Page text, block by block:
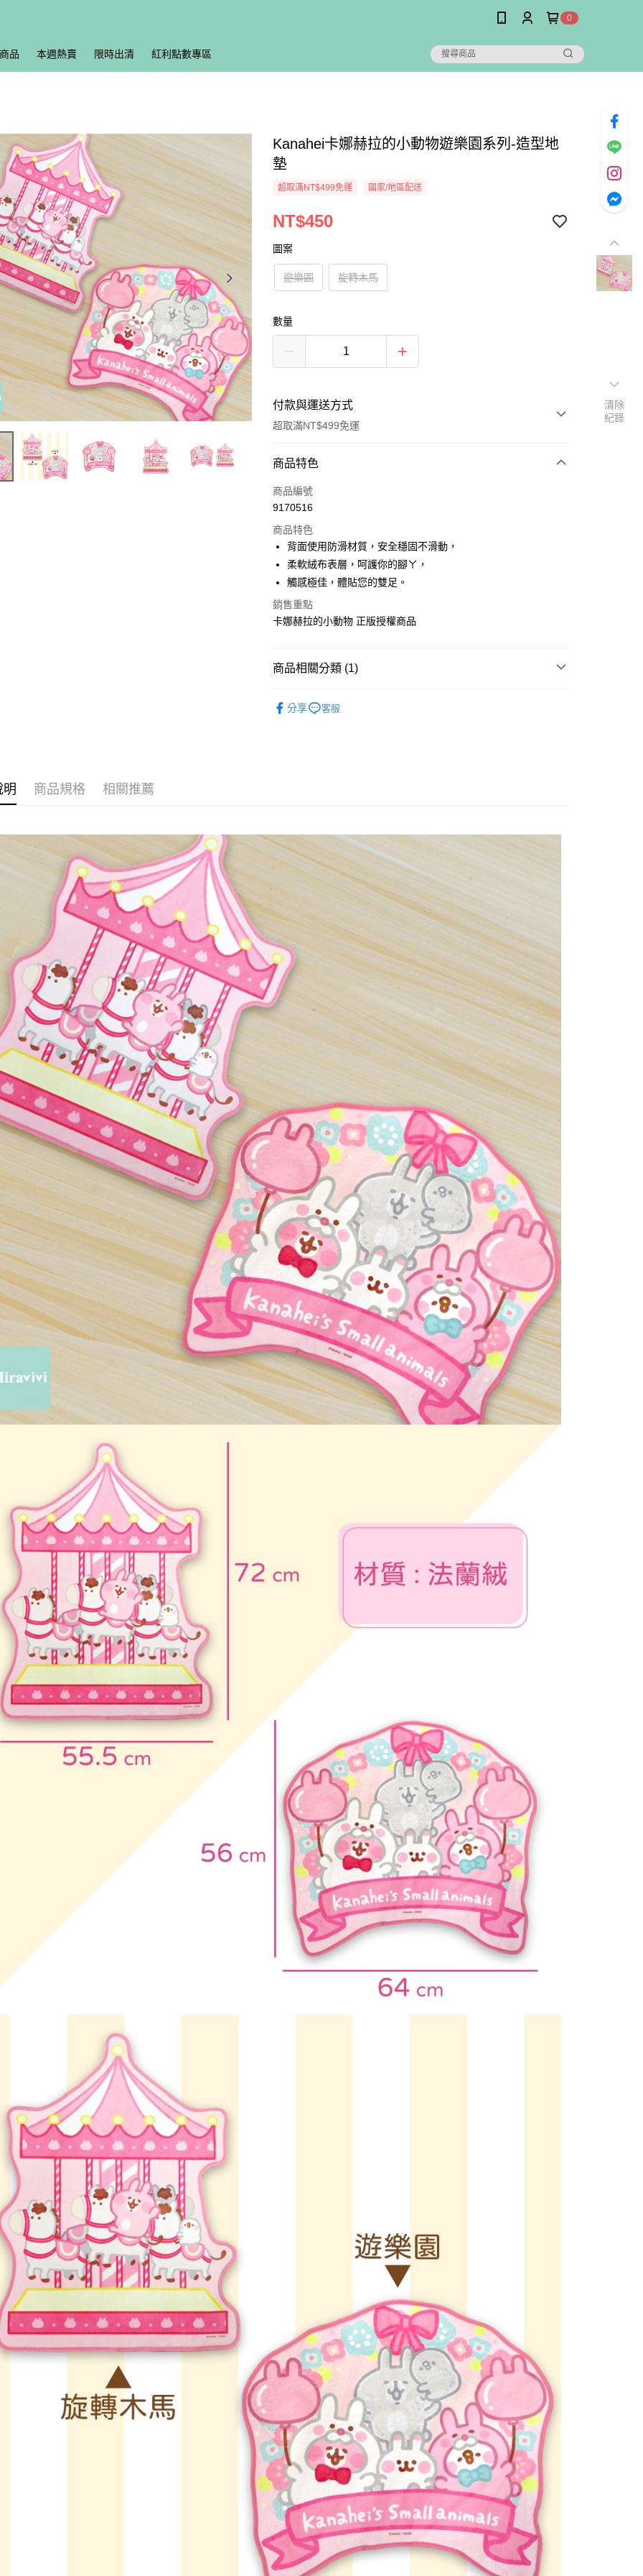
0
品 本週熱賣 限時出清 紅利點數專區
Kanahei卡娜赫拉的小動物遊樂園系列-造型地
墊
超取滿NT$499免運 國家/地區配送
NT$450
圖案
遊樂園 旋轉木馬
數量
付款與運送方式
超取滿NT$499免運
付款方式
信用卡一次付款
LINE Pay
Apple Pay
悠遊付
相關說明
便利好安心！
／ATM／網路銀行／等多元方式進行付款，方視為交易完成。
※ 請注意：結帳手續完成當下不需立刻繳費，但若您需要取消訂單，請聯
絡購買商品的店家。未經商家同意取消之訂單仍視為有效，需透過AFTEE
先享後付繳納相關費用。
※ 交易是否成功請以「AFTEE先享後付 」之結帳頁面顯示為準，若有關於
是否繳費成功／繳費後需取消欲退款等相關疑問，請聯繫「AFTEE先享後
付客戶支援中心」
https://netprotections.freshdesk.com/support/home
【注意事項】
１．透過由恩沛科技股份有限公司提供之「AFTEE先享後付」服務完成之
交易，需依本服務之必要範圍內提供個人資料，並將交易相關給付款項請
求債權轉讓予恩沛科技股份有限公司。
２．關於個人資料處理事宜，請瀏覽以下網址：
３．未成年的使用者請事先徵得法定代理人或監護人之同意方可使用
「AFTEE先享後付」，若未經同意申辦者引起之損失，本公司不負相關責
４．使用「AFTEE先享後付」時，將依據個別帳號之用戶狀況，依本公司
即時審查核予不同之上限額度；若仍有額度不足之情形，本公司將視審查
５．嚴禁一人註冊多個帳號或使用他人資訊註冊。若發現惡意使用之情
形，恩沛科技股份有限公司將有權停止該用戶之使用額度並採取法律行
動。
7-11付款取貨
每筆NT$60，滿NT$499(含以上)免運費
每筆NT$60，滿NT$499(含以上)免運費
宅配
每筆NT$120，滿NT$499(含以上)免運費
海外宅配 查看運費
商品特色
商品編號
9170516
商品特色
背面使用防滑材質，安全穩固不滑動，
柔軟絨布表層，呵護你的腳ㄚ，
觸感極佳，體貼您的雙足。
銷售重點
卡娜赫拉的小動物 正版授權商品
商品相關分類 (1)
分享
客服
明 商品規格 相關推薦
清除
紀錄